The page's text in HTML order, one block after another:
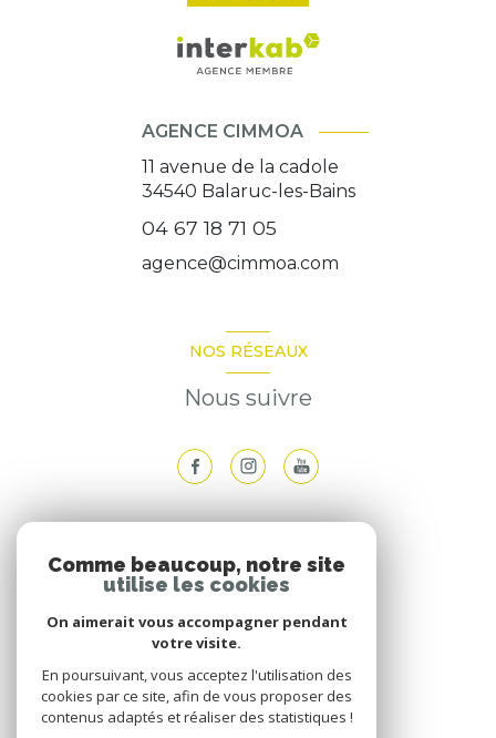
AGENCE CIMMOA
11 avenue de la cadole
34540 Balaruc-les-Bains
04 67 18 71 05
agence@cimmoa.com
NOS RÉSEAUX
Nous suivre
Nous adhérons
Comme beaucoup, notre site
utilise les cookies
On aimerait vous accompagner pendant
votre visite.
En poursuivant, vous acceptez l'utilisation des
cookies par ce site, afin de vous proposer des
contenus adaptés et réaliser des statistiques !